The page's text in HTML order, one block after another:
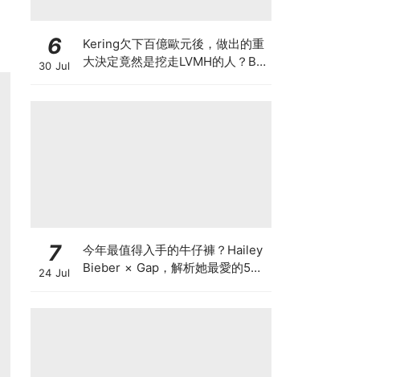
6
30 Jul
Kering欠下百億歐元後，做出的重
大決定竟然是挖走LVMH的人？BV
7
24 Jul
今年最值得入手的牛仔褲？Hailey
Bieber × Gap，解析她最愛的5種